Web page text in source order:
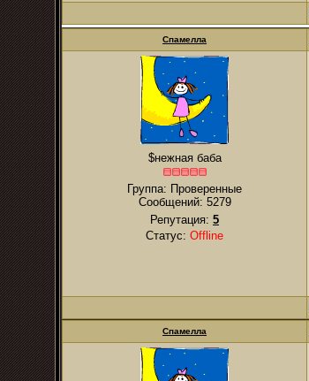
Спамелла
$нежная баба
Группа: Проверенные
Сообщений: 5279
Репутация: 5
Статус: Offline
Спамелла